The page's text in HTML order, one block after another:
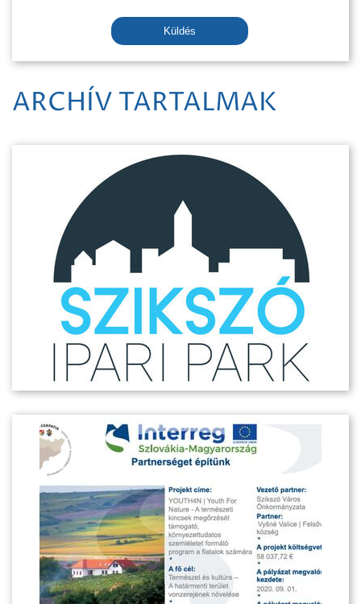
Küldés
ARCHÍV TARTALMAK